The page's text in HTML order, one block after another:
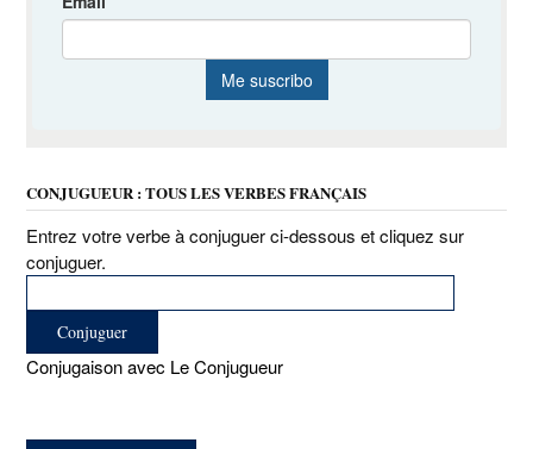
CONJUGUEUR : TOUS LES VERBES FRANÇAIS
Entrez votre verbe à conjuguer ci-dessous et cliquez sur
conjuguer.
Conjugaison avec Le Conjugueur